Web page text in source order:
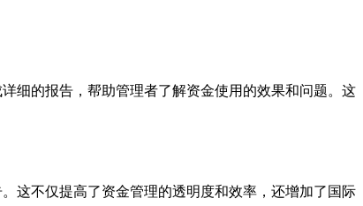
细的报告，帮助管理者了解资金使用的效果和问题。这
这不仅提高了资金管理的透明度和效率，还增加了国际